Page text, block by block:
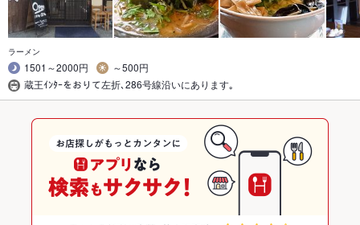
ラーメン
1501～2000円
～500円
蔵王ｲﾝﾀｰをおりて左折､286号線沿いにあります｡